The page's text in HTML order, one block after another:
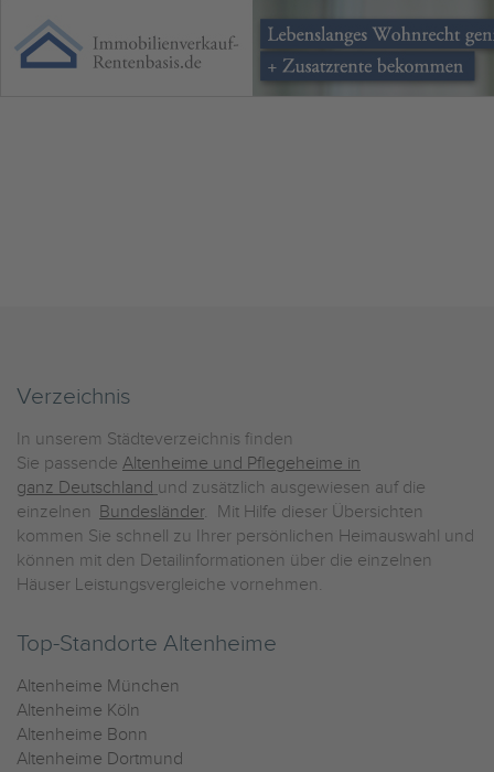
Verzeichnis
In unserem Städteverzeichnis finden
Sie passende Altenheime und Pflegeheime in
ganz Deutschland und zusätzlich ausgewiesen auf die
einzelnen Bundesländer. Mit Hilfe dieser Übersichten
kommen Sie schnell zu Ihrer persönlichen Heimauswahl und
können mit den Detailinformationen über die einzelnen
Häuser Leistungsvergleiche vornehmen.
Top-Standorte Altenheime
Altenheime München
Altenheime Köln
Altenheime Bonn
Altenheime Dortmund